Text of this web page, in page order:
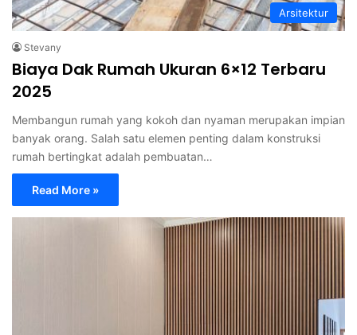
Arsitektur
Stevany
Biaya Dak Rumah Ukuran 6×12 Terbaru
2025
Membangun rumah yang kokoh dan nyaman merupakan impian
banyak orang. Salah satu elemen penting dalam konstruksi
rumah bertingkat adalah pembuatan…
Read More »